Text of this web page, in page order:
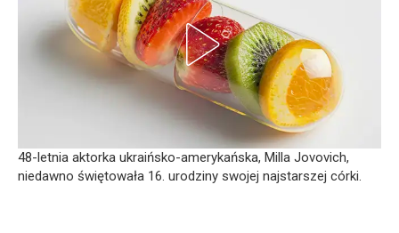
48-letnia aktorka ukraińsko-amerykańska, Milla Jovovich,
niedawno świętowała 16. urodziny swojej najstarszej córki.